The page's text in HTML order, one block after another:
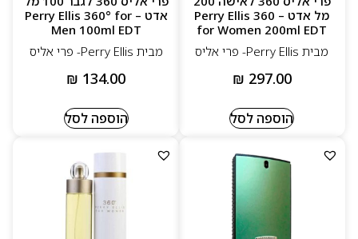
מל אדט – Perry Ellis 360
for Women 200ml EDT
מבית Perry Ellis- פרי אליס
₪ 297.00
הוספה לסל
אדט – Perry Ellis 360° for
Men 100ml EDT
מבית Perry Ellis- פרי אליס
₪ 134.00
הוספה לסל